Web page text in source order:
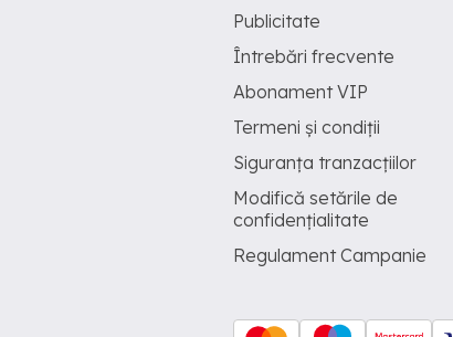
Publicitate
Întrebări frecvente
Abonament VIP
Termeni și condiții
Siguranța tranzacțiilor
Modifică setările de
confidențialitate
Regulament Campanie